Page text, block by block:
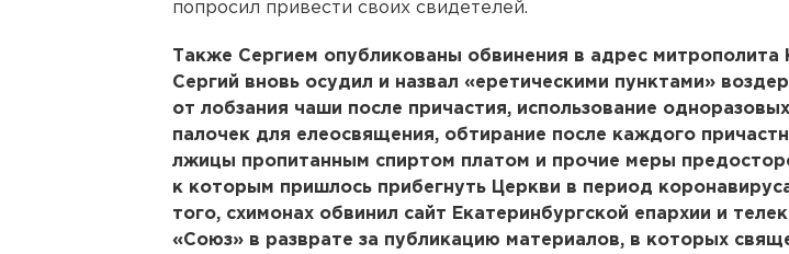
попросил привести своих свидетелей.
Также Сергием опубликованы обвинения в адрес митрополита
Сергий вновь осудил и назвал «еретическими пунктами»
от лобзания чаши после причастия, использование
палочек для елеосвящения, обтирание после каждого
лжицы пропитанным спиртом платом и прочие меры
к которым пришлось прибегнуть Церкви в период
того, схимонах обвинил сайт Екатеринбургской епархии и
«Союз» в разврате за публикацию материалов, в которых